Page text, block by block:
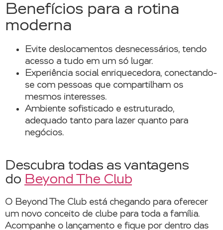
Benefícios para a rotina
moderna
Evite deslocamentos desnecessários, tendo
acesso a tudo em um só lugar.
Experiência social enriquecedora, conectando-
se com pessoas que compartilham os
mesmos interesses.
Ambiente sofisticado e estruturado,
adequado tanto para lazer quanto para
negócios.
Descubra todas as vantagens
do Beyond The Club
O Beyond The Club está chegando para oferecer
um novo conceito de clube para toda a família.
Acompanhe o lançamento e fique por dentro das